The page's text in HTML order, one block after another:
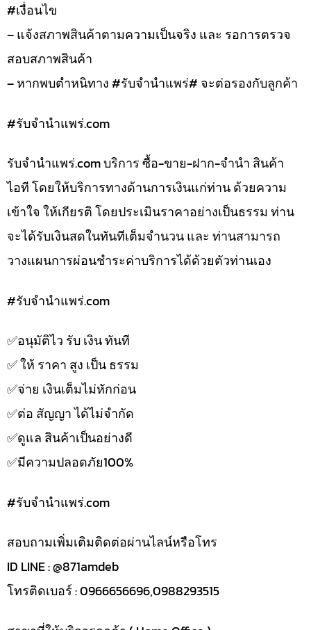
#เงื่อนไข
– แจ้งสภาพสินค้าตามความเป็นจริง และ รอการตรวจ
สอบสภาพสินค้า
– หากพบตำหนิทาง #รับจำนำแพร่# จะต่อรองกับลูกค้า
#รับจํานําแพร่.com
รับจํานําแพร่.com บริการ ซื้อ-ขาย-ฝาก-จำนำ สินค้า
ไอที โดยให้บริการทางด้านการเงินแก่ท่าน ด้วยความ
เข้าใจ ให้เกียรติ โดยประเมินราคาอย่างเป็นธรรม ท่าน
จะได้รับเงินสดในทันทีเต็มจำนวน และ ท่านสามารถ
วางแผนการผ่อนชำระค่าบริการได้ด้วยตัวท่านเอง
#รับจํานําแพร่.com
✅️อนุมัติไว รับ เงิน ทันที
✅️ ให้ ราคา สูง เป็น ธรรม
✅️จ่าย เงินเต็มไม่หักก่อน
✅️ต่อ สัญญา ได้ไม่จำกัด
✅️ดูแล สินค้าเป็นอย่างดี
✅️มีความปลอดภัย100%
#รับจํานําแพร่.com
สอบถามเพิ่มเติมติดต่อผ่านไลน์หรือโทร
ID LINE : @871amdeb
โทรติดเบอร์ : 0966656696,0988293515